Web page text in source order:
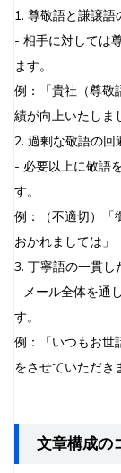
1. 尊敬語と謙譲語
- 相手に対しては
ます。
例：「貴社（尊敬
績が向上いたしま
2. 過剰な敬語の回
- 必要以上に敬語
す。
例：（不適切）
おかれましては」
3. 丁寧語の一貫し
- メール全体を通
す。
例：「いつもお世
をさせていただき
文章構成の